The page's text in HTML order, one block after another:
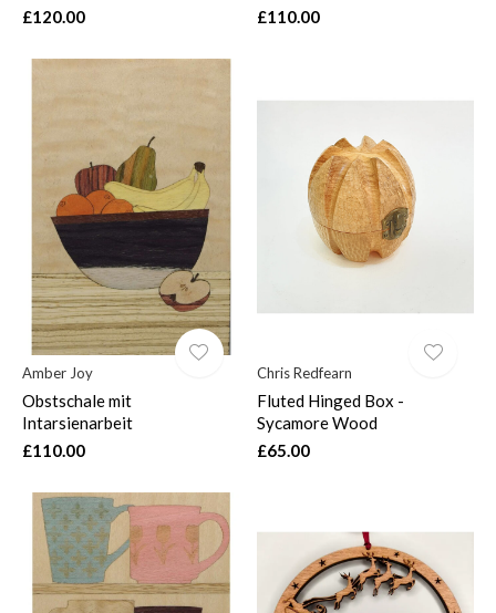
£120.00
£110.00
Amber Joy
Obstschale mit
Intarsienarbeit
£110.00
Chris Redfearn
Fluted Hinged Box -
Sycamore Wood
£65.00